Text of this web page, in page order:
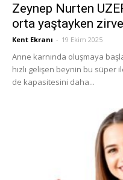
Zeynep Nurten
orta yaştayken
Kent Ekranı - 19 Ekim 2025
Anne karnında oluşmaya
hızlı gelişen beynin bu süper
de kapasitesini daha...